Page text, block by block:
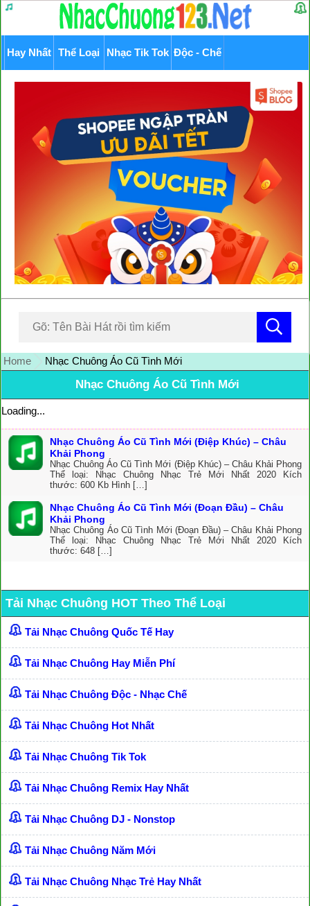
Hay Nhất Thể Loại Nhạc Tik Tok Độc - Chế
Home Nhạc Chuông Áo Cũ Tình Mới
Nhạc Chuông Áo Cũ Tình Mới
Loading...
Nhạc Chuông Áo Cũ Tình Mới (Điệp Khúc) – Châu
Khải Phong
Nhạc Chuông Áo Cũ Tình Mới (Điệp Khúc) – Châu Khải Phong
Thể loại: Nhạc Chuông Nhạc Trẻ Mới Nhất 2020 Kích
thước: 600 Kb Hình […]
Nhạc Chuông Áo Cũ Tình Mới (Đoạn Đầu) – Châu
Khải Phong
Nhạc Chuông Áo Cũ Tình Mới (Đoạn Đầu) – Châu Khải Phong
Thể loại: Nhạc Chuông Nhạc Trẻ Mới Nhất 2020 Kích
thước: 648 […]
Tải Nhạc Chuông HOT Theo Thể Loại
Tải Nhạc Chuông Quốc Tế Hay
Tải Nhạc Chuông Hay Miễn Phí
Tải Nhạc Chuông Độc - Nhạc Chế
Tải Nhạc Chuông Hot Nhất
Tải Nhạc Chuông Tik Tok
Tải Nhạc Chuông Remix Hay Nhất
Tải Nhạc Chuông DJ - Nonstop
Tải Nhạc Chuông Năm Mới
Tải Nhạc Chuông Nhạc Trẻ Hay Nhất